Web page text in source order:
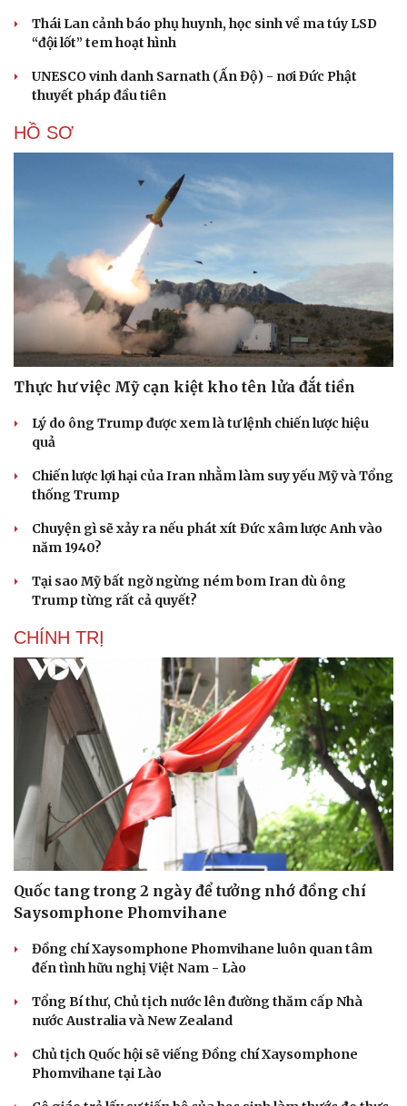
Cải chính
Thái Lan cảnh báo phụ huynh, học sinh về ma túy LSD
“đội lốt” tem hoạt hình
UNESCO vinh danh Sarnath (Ấn Độ) - nơi Đức Phật
thuyết pháp đầu tiên
HỒ SƠ
Thực hư việc Mỹ cạn kiệt kho tên lửa đắt tiền
Lý do ông Trump được xem là tư lệnh chiến lược hiệu
quả
Chiến lược lợi hại của Iran nhằm làm suy yếu Mỹ và Tổng
thống Trump
Chuyện gì sẽ xảy ra nếu phát xít Đức xâm lược Anh vào
năm 1940?
Tại sao Mỹ bất ngờ ngừng ném bom Iran dù ông
Trump từng rất cả quyết?
CHÍNH TRỊ
Quốc tang trong 2 ngày để tưởng nhớ đồng chí
Saysomphone Phomvihane
Đồng chí Xaysomphone Phomvihane luôn quan tâm
đến tình hữu nghị Việt Nam - Lào
Tổng Bí thư, Chủ tịch nước lên đường thăm cấp Nhà
nước Australia và New Zealand
Chủ tịch Quốc hội sẽ viếng Đồng chí Xaysomphone
Phomvihane tại Lào